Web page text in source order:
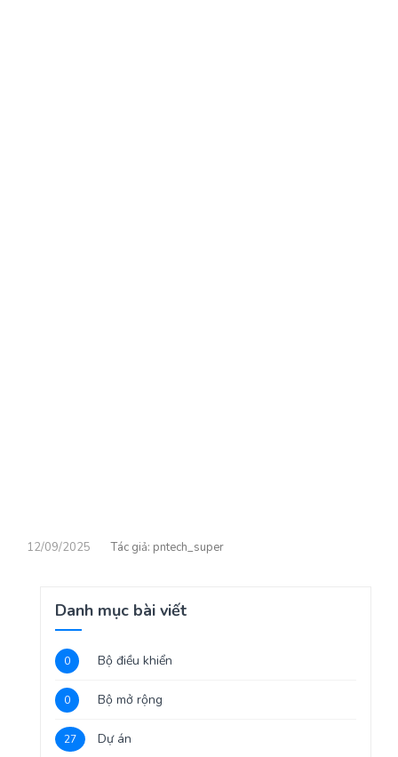
12/09/2025 pntech_super
Danh mục bài viết
0 Bộ điều khiển
0 Bộ mở rộng
27 Dự án